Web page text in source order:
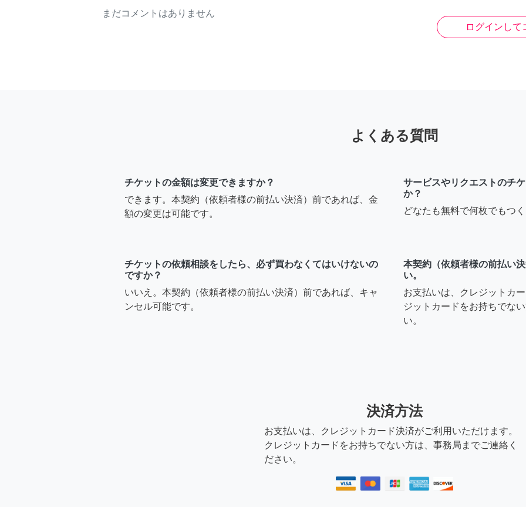
まだコメントはありません
ログインして
よくある質問
チケットの金額は変更できますか？
できます。本契約（依頼者様の前払い決済）前であれば、金
額の変更は可能です。
サービスやリクエストのチ
か？
どなたも無料で何枚でもつ
チケットの依頼相談をしたら、必ず買わなくてはいけないの
ですか？
いいえ。本契約（依頼者様の前払い決済）前であれば、キャ
ンセル可能です。
本契約（依頼者様の前払い
い。
お支払いは、クレジットカ
ジットカードをお持ちでな
い。
決済方法
お支払いは、クレジットカード決済がご利用いただけます。
クレジットカードをお持ちでない方は、事務局までご連絡く
ださい。